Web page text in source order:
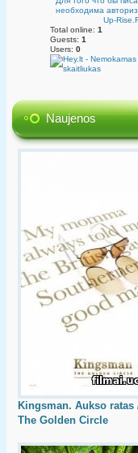
необходима
Up-
Total online: 1
Guests: 1
Users: 0
Naujenos
Kingsman. Aukso ratas
The Golden Circle